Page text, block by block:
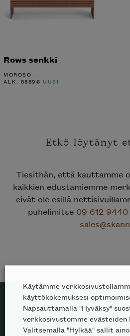
Rows senkki
MOROSO
ALK. 8889€ UUSI
Etkö löytänyt
Tiesithän, että kauttamme
kaikkien edustamiemme
eivät ole esillä
puhelimitse 09 612 9440
TILAA SKANNO-
Käytämme
käyttökokemuksesi
Napsauttamalla "Hyväksy"
verkkosivustomme evästeiden
Valitsemalla "Hylkää" sallit